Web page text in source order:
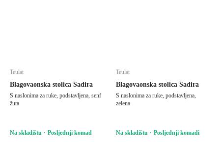
Teulat
Blagovaonska stolica Sadira
S naslonima za ruke, podstavljena, senf
žuta
Na skladištu Posljednji komad
Teulat
Blagovaonska stolica Sadira
S naslonima za ruke, podstavljena,
zelena
Na skladištu Posljednji komadi